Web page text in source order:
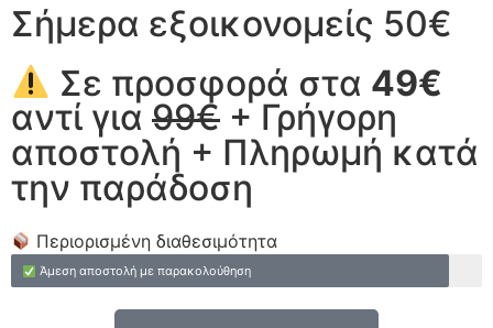
Σήμερα εξοικονομείς 50€
Σε προσφορά στα 49€
αντί για 99€ + Γρήγορη
αποστολή + Πληρωμή κατά
την παράδοση
Περιορισμένη διαθεσιμότητα
Άμεση αποστολή με παρακολούθηση